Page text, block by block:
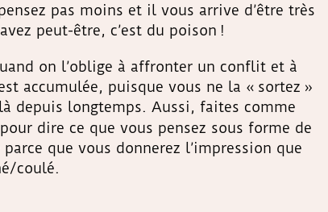
pas moins et il vous arrive d’être très
peut-être, c’est du poison !
on l’oblige à affronter un conflit et à
accumulée, puisque vous ne la « sortez »
depuis longtemps. Aussi, faites comme
dire ce que vous pensez sous forme de
que vous donnerez l’impression que
coulé.